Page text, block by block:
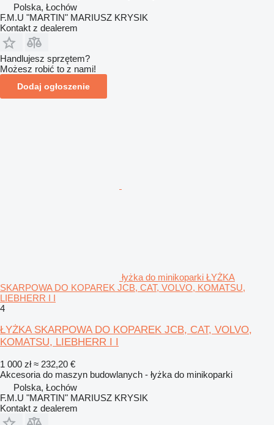
Polska, Łochów
F.M.U "MARTIN" MARIUSZ KRYSIK
Kontakt z dealerem
Handlujesz sprzętem?
Możesz robić to z nami!
Dodaj ogłoszenie
łyżka do minikoparki ŁYŻKA
SKARPOWA DO KOPAREK JCB, CAT, VOLVO, KOMATSU,
LIEBHERR I I
4
ŁYŻKA SKARPOWA DO KOPAREK JCB, CAT, VOLVO,
KOMATSU, LIEBHERR I I
1 000 zł ≈ 232,20 €
Akcesoria do maszyn budowlanych - łyżka do minikoparki
Polska, Łochów
F.M.U "MARTIN" MARIUSZ KRYSIK
Kontakt z dealerem